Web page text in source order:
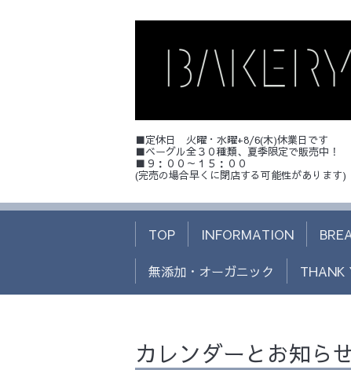
■定休日 火曜・水曜+8/6(木)休業日です
■ベーグル全３０種類、夏季限定で販売中！
■９：００～１５：００
(完売の場合早くに閉店する可能性があります)
TOP INFORMATION
無添加・オーガニック THANK
カレンダーとお知ら